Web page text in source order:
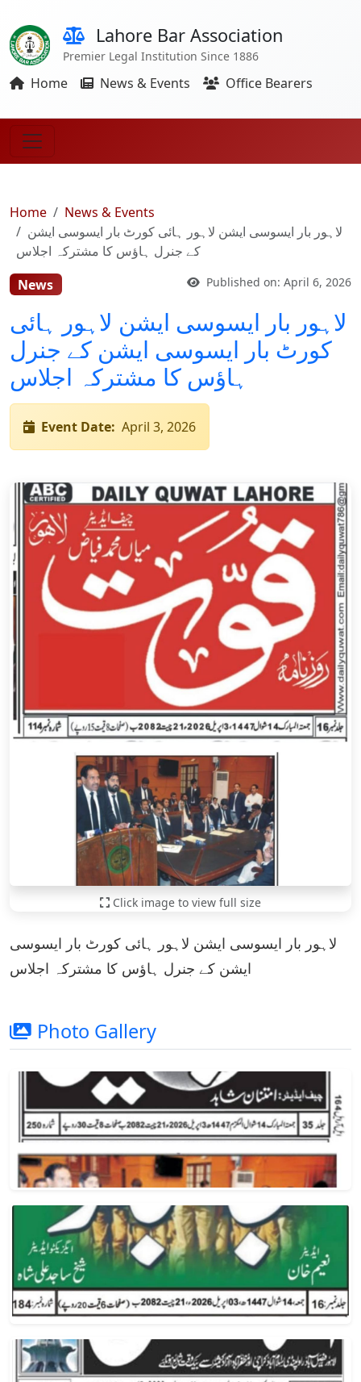
Lahore Bar Association
Premier Legal Institution Since 1886
Home News & Events Office Bearers
Home
News & Events
لاہور بار ایسوسی ایشن لاہور ہائی کورٹ بار ایسوسی ایشن
کے جنرل ہاؤس کا مشترکہ اجلاس
News
Published on: April 6, 2026
لاہور بار ایسوسی ایشن لاہور ہائی
کورٹ بار ایسوسی ایشن کے جنرل
ہاؤس کا مشترکہ اجلاس
Event Date: April 3, 2026
Click image to view full size
لاہور بار ایسوسی ایشن لاہور ہائی کورٹ بار ایسوسی
ایشن کے جنرل ہاؤس کا مشترکہ اجلاس
Photo Gallery